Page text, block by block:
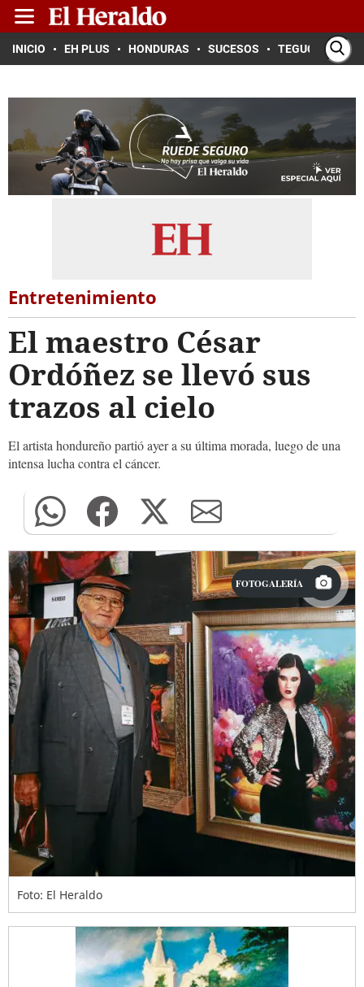
INICIO EH PLUS HONDURAS SUCESOS TEGUCIGALPA
Entretenimiento
El maestro César
Ordóñez se llevó sus
trazos al cielo
El artista hondureño partió ayer a su última morada, luego de una
intensa lucha contra el cáncer.
FOTOGALERÍA
Foto: El Heraldo